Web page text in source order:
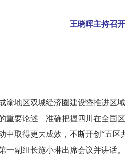
王晓晖主持召
地区双城经济圈建设暨推进区域
重要论述，准确把握四川在全国
中取得更大成效，不断开创“五区
副组长施小琳出席会议并讲话。